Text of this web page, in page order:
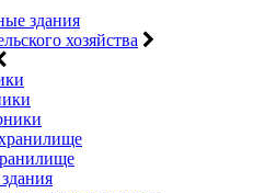
здания
хозяйства